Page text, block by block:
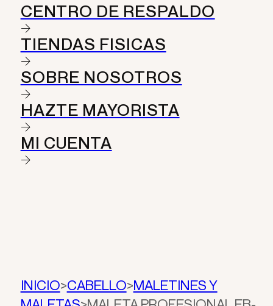
CENTRO DE RESPALDO
TIENDAS FISICAS
SOBRE NOSOTROS
HAZTE MAYORISTA
MI CUENTA
INICIO>CABELLO>MALETINES Y